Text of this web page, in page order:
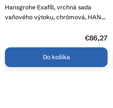
Hansgrohe Exafill, vrchná sada
vaňového výtoku, chrómová, HAN-
€86,27
Do košíka